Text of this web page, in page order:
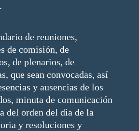
de reuniones,
de comisión, de
de plenarios, de
que sean convocadas, así
y ausencias de los
minuta de comunicación
del orden del día de la
y resoluciones y